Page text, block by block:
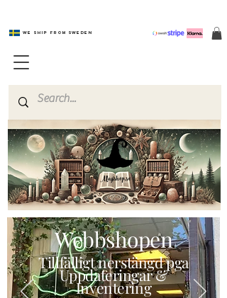
We ship from Sweden
Magishop.se
Webbshopen
Tillfälligt nerstängd pga
Uppdateringar &
Inventering